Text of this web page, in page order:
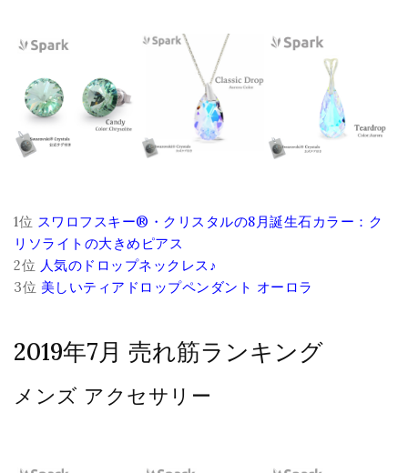
1位 スワロフスキー®・クリスタルの8月誕生石カラー：ク
リソライトの大きめピアス
2位 人気のドロップネックレス♪
3位 美しいティアドロップペンダント オーロラ
2019年7月 売れ筋ランキング
メンズ アクセサリー